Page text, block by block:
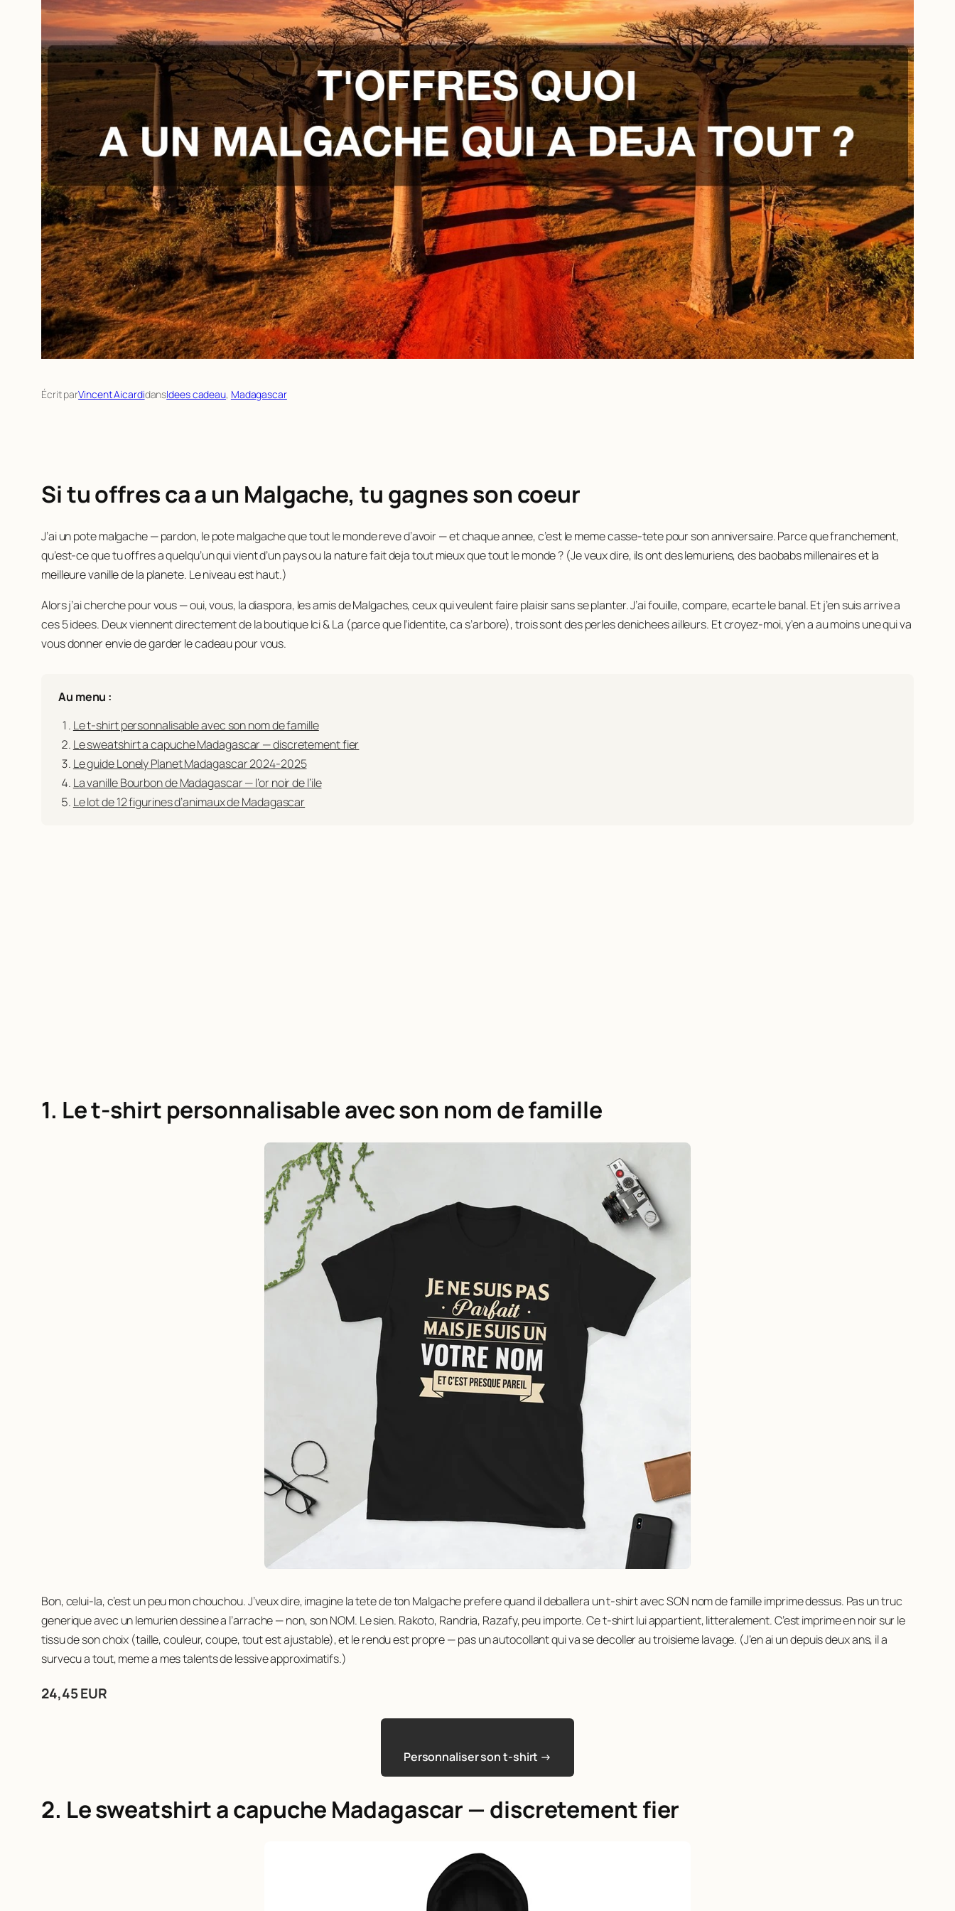
Écrit parVincent AicardidansIdees cadeau, Madagascar
Si tu offres ca a un Malgache, tu gagnes son coeur
J’ai un pote malgache — pardon, lepote malgache que tout le monde reve d’avoir — et chaque annee, c’est le meme casse-tete pour son anniversaire. Parce que franchement,
qu’est-ce que tu offres a quelqu’un qui vient d’un pays ou la nature fait deja tout mieux que tout le monde ? (Je veux dire, ils ont des lemuriens, des baobabs millenaires et la
meilleure vanille de la planete. Le niveau est haut.)
Alors j’ai cherche pour vous — oui,vous, la diaspora, les amis de Malgaches, ceux qui veulent faire plaisir sans se planter. J’ai fouille, compare, ecarte le banal. Et j’en suis arrive a
ces 5 idees. Deux viennent directement de la boutique Ici & La (parce que l’identite, ca s’arbore), trois sont des perles denichees ailleurs. Et croyez-moi, y’en a au moins une qui va
vous donner envie de garder le cadeau pour vous.
Au menu :
Le t-shirt personnalisable avec son nom de famille
Le sweatshirt a capuche Madagascar — discretement fier
Le guide Lonely Planet Madagascar 2024-2025
La vanille Bourbon de Madagascar — l’or noir de l’ile
Le lot de 12 figurines d’animaux de Madagascar
1. Le t-shirt personnalisable avec son nom de famille
Bon, celui-la, c’est un peu mon chouchou. J’veux dire, imagine la tete de ton Malgache prefere quand il deballera un t-shirt avec SON nom de famille imprime dessus. Pas un truc
generique avec un lemurien dessine a l’arrache — non, son NOM. Le sien. Rakoto, Randria, Razafy, peu importe. Ce t-shirt lui appartient, litteralement. C’est imprime en noir sur le
tissu de son choix (taille, couleur, coupe, tout est ajustable), et le rendu est propre — pas un autocollant qui va se decoller au troisieme lavage. (J’en ai un depuis deux ans, il a
survecu a tout, meme a mes talents de lessive approximatifs.)
24,45 EUR
Personnaliser son t-shirt →
2. Le sweatshirt a capuche Madagascar — discretement fier